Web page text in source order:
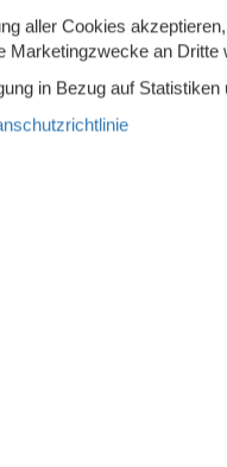
Wasserkocher
aller Cookies
Marketingzwecke an Dritte
in Bezug auf